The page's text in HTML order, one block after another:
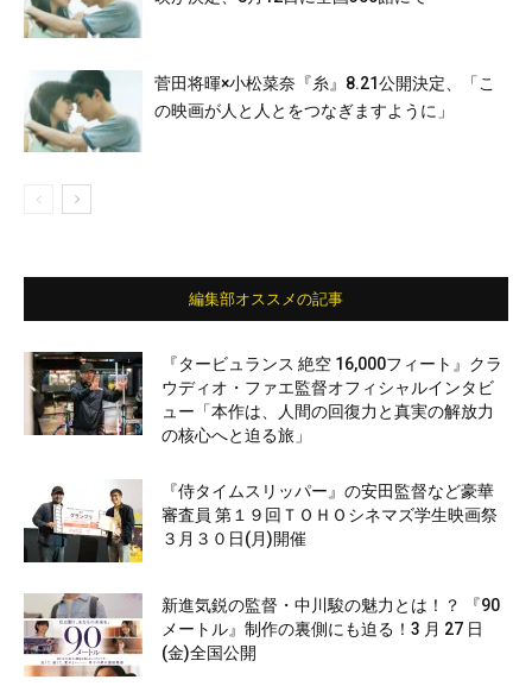
菅田将暉×小松菜奈『糸』8.21公開決定、「こ
の映画が人と人とをつなぎますように」
編集部オススメの記事
『タービュランス 絶空 16,000フィート』クラ
ウディオ・ファエ監督オフィシャルインタビ
ュー「本作は、人間の回復力と真実の解放力
の核心へと迫る旅」
『侍タイムスリッパー』の安田監督など豪華
審査員 第１９回ＴＯＨＯシネマズ学生映画祭
３月３０日(月)開催
新進気鋭の監督・中川駿の魅力とは！？ 『90
メートル』制作の裏側にも迫る！3 月 27 日
(金)全国公開